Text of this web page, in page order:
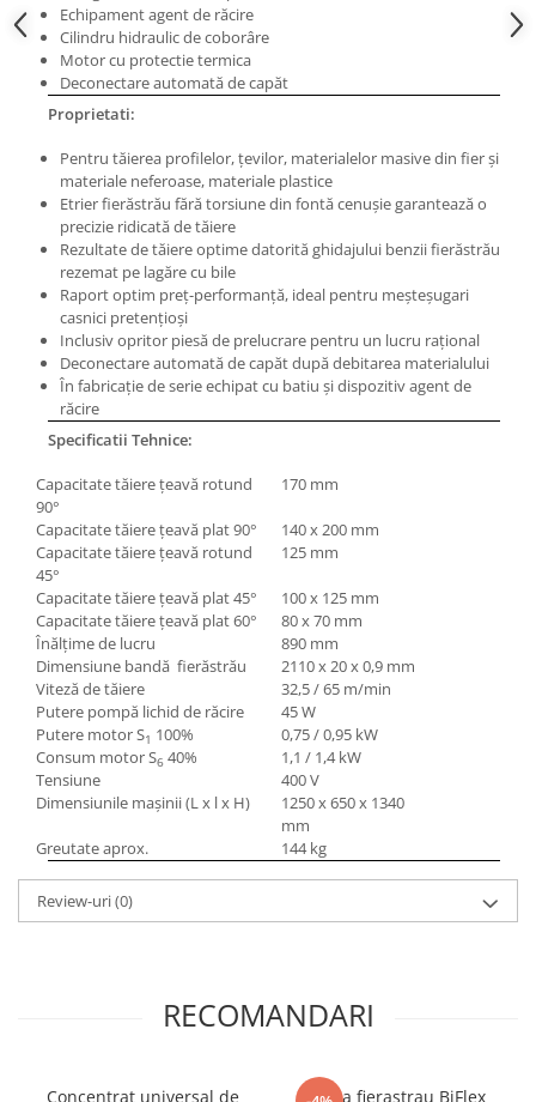
Masini electrice de filetat
Exhaustor pentru aschii metal
Masini de gaurit cu talpa
magnetica
Lame de ferastrau cu varf din
carbura
Lame de ferăstrău cu acoperire
Panze de taiere metal pentru
ferastraie
Roti de lustruit
Standuri pentru ferăstraie cu
bandă
Standuri pentru mașini de găurit și
frezat
Standuri pentru mașini de șlefuit
Standuri pentru strunguri metal
Unelte striere
Echipament agent de răcire
Cilindru hidraulic de coborâre
Motor cu protectie termica
Deconectare automată de capăt
Proprietati:
Pentru tăierea profilelor, ţevilor, materialelor masive din fier şi
materiale neferoase, materiale plastice
Etrier fierăstrău fără torsiune din fontă cenuşie garantează o
precizie ridicată de tăiere
Rezultate de tăiere optime datorită ghidajului benzii fierăstrău
rezemat pe lagăre cu bile
Raport optim preţ-performanţă, ideal pentru meşteşugari
casnici pretenţioşi
Inclusiv opritor piesă de prelucrare pentru un lucru raţional
Deconectare automată de capăt după debitarea materialului
În fabricaţie de serie echipat cu batiu şi dispozitiv agent de
răcire
Specificatii Tehnice:
Capacitate tăiere ţeavă rotund
90°
170 mm
Capacitate tăiere ţeavă plat 90°
140 x 200 mm
Capacitate tăiere ţeavă rotund
45°
125 mm
Capacitate tăiere ţeavă plat 45°
100 x 125 mm
Capacitate tăiere ţeavă plat 60°
80 x 70 mm
Înălţime de lucru
890 mm
Dimensiune bandă fierăstrău
2110 x 20 x 0,9 mm
Viteză de tăiere
32,5 / 65 m/min
Putere pompă lichid de răcire
45 W
Putere motor S1 100%
0,75 / 0,95 kW
Consum motor S6 40%
1,1 / 1,4 kW
Tensiune
400 V
Dimensiunile maşinii (L x l x H)
1250 x 650 x 1340
mm
Greutate aprox.
144 kg
Review-uri(0)
RECOMANDARI
Concentrat universal de
Banda fierastrau BiFlex